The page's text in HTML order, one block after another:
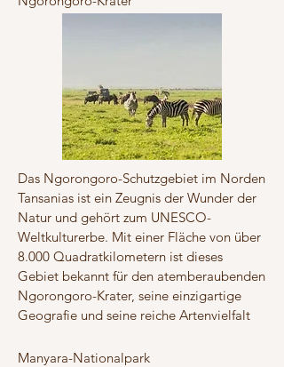
Das Ngorongoro-Schutzgebiet im Norden
Tansanias ist ein Zeugnis der Wunder der
Natur und gehört zum UNESCO-
Weltkulturerbe. Mit einer Fläche von über
8.000 Quadratkilometern ist dieses
Gebiet bekannt für den atemberaubenden
Ngorongoro-Krater, seine einzigartige
Geografie und seine reiche Artenvielfalt
Manyara-Nationalpark